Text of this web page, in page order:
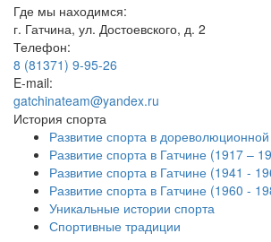
Где мы находимся:
г. Гатчина, ул. Достоевского, д. 2
Телефон:
8 (81371) 9-95-26
E-mail:
gatchinateam@yandex.ru
История спорта
Развитие спорта в
Развитие спорта в Гатчине (1917 –
Развитие спорта в Гатчине (1941 -
Развитие спорта в Гатчине (1960 -
Уникальные истории спорта
Спортивные традиции